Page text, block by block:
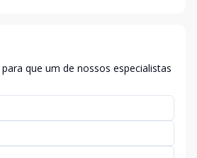
que um de nossos especialistas